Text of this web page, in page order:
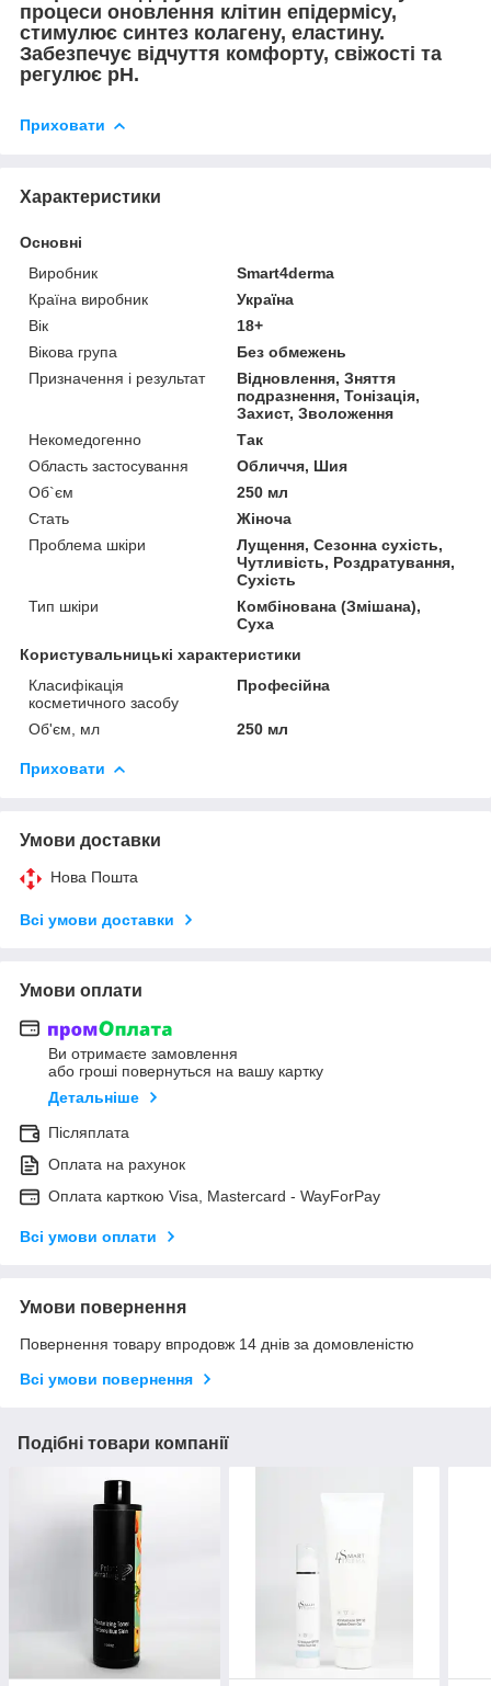
процеси оновлення клітин епідермісу,
стимулює синтез колагену, еластину.
Забезпечує відчуття комфорту, свіжості та
регулює рН.
Приховати
Характеристики
Основні
Виробник
Smart4derma
Країна виробник
Україна
Вік
18+
Вікова група
Без обмежень
Призначення і результат
Відновлення, Зняття
подразнення, Тонізація,
Захист, Зволоження
Некомедогенно
Так
Область застосування
Обличчя, Шия
Об`єм
250 мл
Стать
Жіноча
Проблема шкіри
Лущення, Сезонна сухість,
Чутливість, Роздратування,
Сухість
Тип шкіри
Комбінована (Змішана),
Суха
Користувальницькі характеристики
Класифікація
косметичного засобу
Професійна
Об'єм, мл 250 мл
Приховати
Умови доставки
Нова Пошта
Всі умови доставки
Умови оплати
Ви отримаєте замовлення
або гроші повернуться на вашу картку
Детальніше
Післяплата
Оплата на рахунок
Оплата карткою Visa, Mastercard - WayForPay
Всі умови оплати
Умови повернення
Повернення товару впродовж 14 днів за домовленістю
Всі умови повернення
Подібні товари компанії